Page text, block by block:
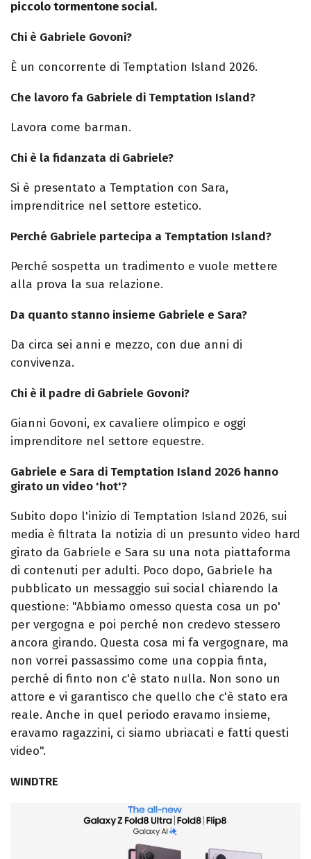
piccolo tormentone social.
Chi è Gabriele Govoni?
È un concorrente di Temptation Island 2026.
Che lavoro fa Gabriele di Temptation Island?
Lavora come barman.
Chi è la fidanzata di Gabriele?
Si è presentato a Temptation con Sara,
imprenditrice nel settore estetico.
Perché Gabriele partecipa a Temptation Island?
Perché sospetta un tradimento e vuole mettere
alla prova la sua relazione.
Da quanto stanno insieme Gabriele e Sara?
Da circa sei anni e mezzo, con due anni di
convivenza.
Chi è il padre di Gabriele Govoni?
Gianni Govoni, ex cavaliere olimpico e oggi
imprenditore nel settore equestre.
Gabriele e Sara di Temptation Island 2026 hanno
girato un video 'hot'?
Subito dopo l'inizio di Temptation Island 2026, sui
media è filtrata la notizia di un presunto video hard
girato da Gabriele e Sara su una nota piattaforma
di contenuti per adulti. Poco dopo, Gabriele ha
pubblicato un messaggio sui social chiarendo la
questione: "Abbiamo omesso questa cosa un po'
per vergogna e poi perché non credevo stessero
ancora girando. Questa cosa mi fa vergognare, ma
non vorrei passassimo come una coppia finta,
perché di finto non c'è stato nulla. Non sono un
attore e vi garantisco che quello che c'è stato era
reale. Anche in quel periodo eravamo insieme,
eravamo ragazzini, ci siamo ubriacati e fatti questi
video".
WINDTRE